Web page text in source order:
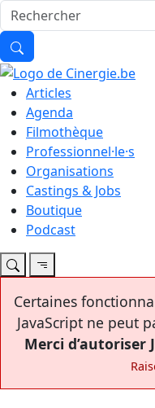
Articles
Agenda
Filmothèque
Professionnel·le·s
Organisations
Castings & Jobs
Boutique
Podcast
Certaines
JavaScript ne peut
Merci d’autoriser